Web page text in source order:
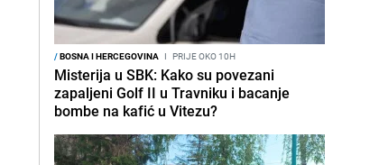
/BOSNA I HERCEGOVINA I PRIJE OKO 10H
Misterija u SBK: Kako su povezani
zapaljeni Golf II u Travniku i bacanje
bombe na kafić u Vitezu?